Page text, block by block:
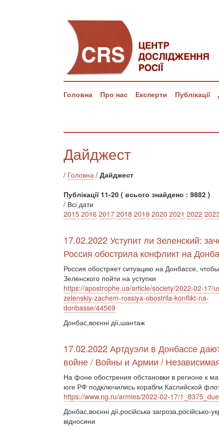
Головна Про нас Експерти Публікації
Дайджест
/ Головна / Дайджест
Публікації 11-20 ( всього знайдено : 9882 )
/ Всі дати
2015 2016 2017 2018 2019 2020 2021 2022
17.02.2022 Уступит ли Зеленский:
Россия обострила конфликт на
Россия обостряет ситуацию на Донбассе, чтобы
Зеленского пойти на уступки
https://apostrophe.ua/article/society/2022-02-17/
zelenskiy-zachem-rossiya-obostrila-konflikt-na-
donbasse/44569
Донбас,воєнні дії,шантаж
17.02.2022 Артдуэли в Донбассе
войне / Войны и Армии /
На фоне обострения обстановки в регионе к
юге РФ подключились корабли Каспийской
https://www.ng.ru/armies/2022-02-17/
Донбас,воєнні дії,російська загроза,російсько-
відносини